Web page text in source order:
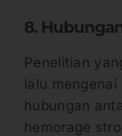
8.
Penelitian
lalu
hubungan
hemorage